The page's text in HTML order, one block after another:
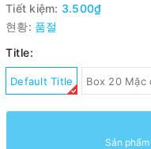
Tiết kiệm: 3.500₫
현황: 품절
Title:
Default Title Box 20 Mặc
Sản